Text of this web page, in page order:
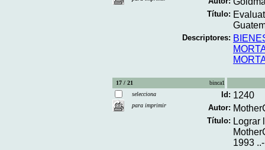
Título:
Descriptores:
17 / 21
binca1
selecciona
para imprimir
Id: 1240
Autor:
Título: Lograr
1993 ..-